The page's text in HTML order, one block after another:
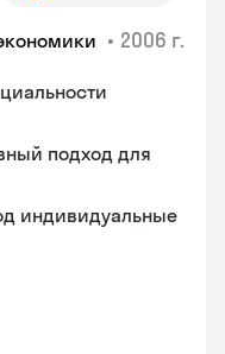
• 2006 г.
подход для
индивидуальные